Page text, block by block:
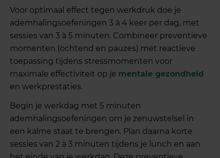
Voor optimaal effect tegen werkdruk doe je
ademhalingsoefeningen 3 à 4 keer per dag, met
sessies van 3 à 5 minuten. Combineer preventieve
momenten (ochtend en pauzes) met reactieve
toepassing tijdens stressmomenten voor
maximale effectiviteit op je mentale gezondheid
en werkprestaties.
Begin je werkdag met 5 minuten
ademhalingsoefeningen om je zenuwstelsel in
een kalme staat te brengen. Plan daarna korte
sessies van 2 à 3 minuten tijdens je lunch en aan